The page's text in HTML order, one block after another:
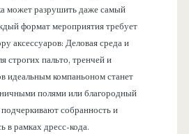
может разрушить даже самый
формат мероприятия требует
аксессуаров: Деловая среда и
строгих пальто, тренчей и
идеальным компаньоном станет
полями или благородный
собранность и
в рамках дресс-кода.